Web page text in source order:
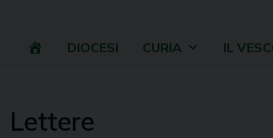
DIOCESI CURIA IL
Lettere